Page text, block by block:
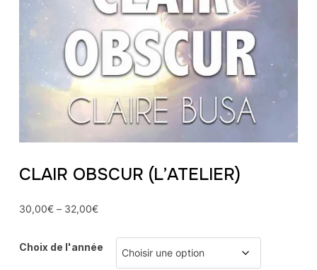
CLAIR OBSCUR (L’ATELIER)
30,00€– 32,00€
Choix de l'année